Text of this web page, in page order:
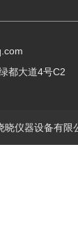
都大道4号C2
晓仪器设备有